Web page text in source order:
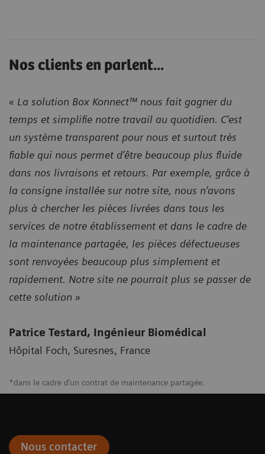
Nos clients en parlent...
« La solution Box Konnect™ nous fait gagner du
temps et simplifie notre travail au quotidien. C’est
un système transparent pour nous et surtout très
fiable qui nous permet d’être beaucoup plus fluide
dans nos livraisons et retours. Par exemple, grâce à
la consigne installée sur notre site, nous n’avons
plus à chercher les pièces livrées dans tous les
services de notre établissement et dans le cadre de
la maintenance partagée, les pièces défectueuses
sont renvoyées beaucoup plus simplement et
rapidement. Notre site ne pourrait plus se passer de
cette solution »
Patrice Testard, Ingénieur Biomédical
Hôpital Foch, Suresnes, France
*dans le cadre d’un contrat de maintenance partagée.
Nous contacter